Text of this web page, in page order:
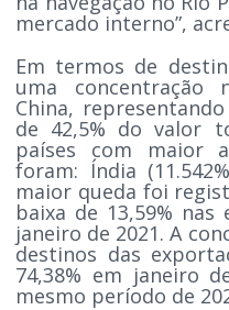
mercado interno”,
Em termos de
uma concentração
China,
de 42,5% do valor
países com maior
foram: Índia
maior queda foi
baixa de 13,59%
janeiro de 2021. A
destinos das
74,38% em janeiro
mesmo período de